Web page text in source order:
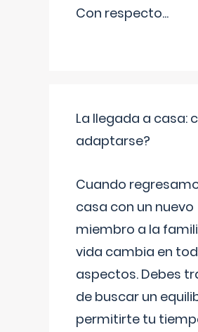
Con respecto...
La llegada a casa:
adaptarse?
Cuando
casa con un nuevo
miembro a la
vida cambia en
aspectos. Debes
de buscar un
permitirte tu